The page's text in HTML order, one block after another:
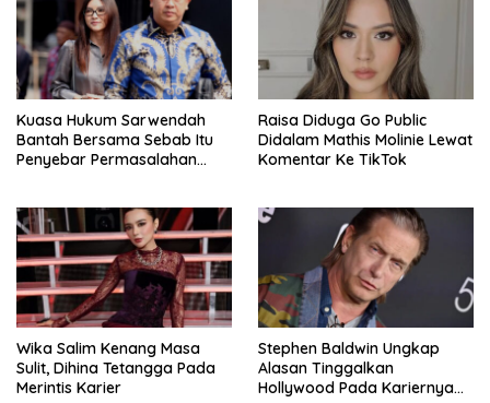
Kuasa Hukum Sarwendah
Bantah Bersama Sebab Itu
Penyebar Permasalahan
Raisa Diduga Go Public
Didalam Mathis Molinie Lewat
Komentar Ke TikTok
Wika Salim Kenang Masa
Sulit, Dihina Tetangga Pada
Merintis Karier
Stephen Baldwin Ungkap
Alasan Tinggalkan
Hollywood Pada Kariernya